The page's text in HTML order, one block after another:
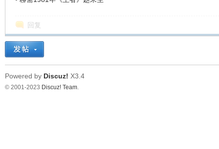
回复
Powered by Discuz! X3.4
© 2001-2023 Discuz! Team.